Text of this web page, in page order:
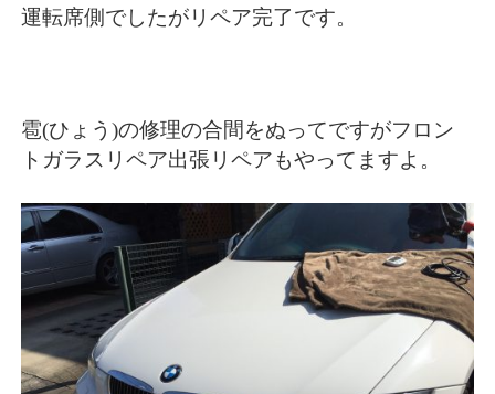
運転席側でしたがリペア完了です。
雹(ひょう)の修理の合間をぬってですがフロン
トガラスリペア出張リペアもやってますよ。